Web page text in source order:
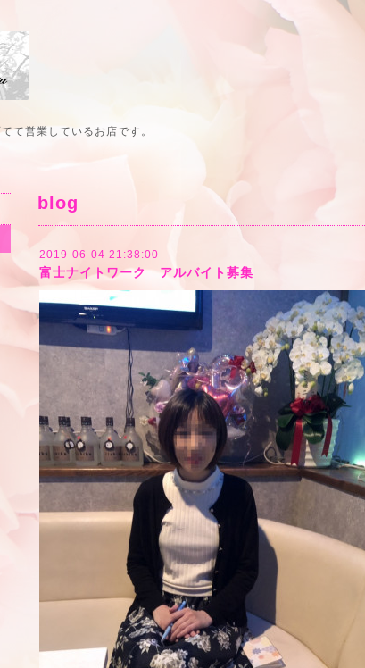
て営業しているお店です。
blog
2019-06-04 21:38:00
富士ナイトワーク アルバイト募集